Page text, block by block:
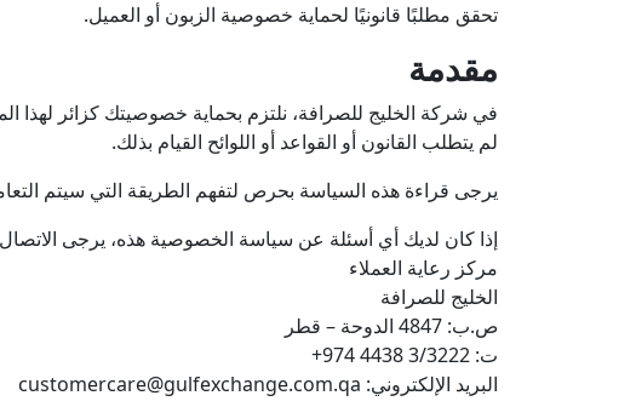
تحقق مطلبًا قانونيًا لحماية خصوصية الزبون أو العميل.
مقدمة
في شركة الخليج للصرافة، نلتزم بحماية خصوصيتك كزائر
لم يتطلب القانون أو القواعد أو اللوائح القيام بذلك.
يرجى قراءة هذه السياسة بحرص لتفهم الطريقة التي سيتم
إذا كان لديك أي أسئلة عن سياسة الخصوصية هذه، يرجى
مركز رعاية العملاء
الخليج للصرافة
ص.ب: 4847 الدوحة – قطر
ت: 3/3222 4438 974+
البريد الإلكتروني: customercare@gulfexchange.com.qa